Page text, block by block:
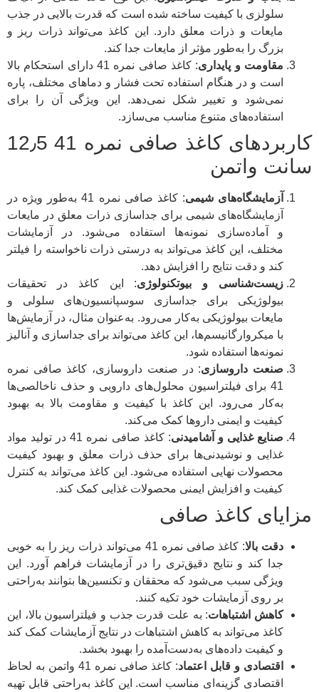
سلولزی با کیفیت ساخته شده است که قدرت بالایی در جذب
مایعات و ذرات معلق دارد. این کاغذ می‌تواند ذرات ریز و
بزرگ را به‌طور مؤثر از مایعات جدا کند.
مقاومت و پایداری
: کاغذ صافی نمره 41 دارای استحکام بالا
است و در هنگام استفاده تحت فشار و دماهای مختلف، پاره
نمی‌شود و تغییر شکل نمی‌دهد. این ویژگی آن را برای
استفاده‌های متنوع مناسب می‌سازد.
کاربردهای کاغذ صافی نمره 41 12٫5
سانت واتمن
آزمایشگاه‌های شیمی
: کاغذ صافی نمره 41 به‌طور ویژه در
آزمایشگاه‌های شیمی برای جداسازی ذرات معلق در مایعات
و آماده‌سازی نمونه‌ها استفاده می‌شود. در آزمایشات
مختلف، این کاغذ می‌تواند به درستی ذرات ناخواسته را فیلتر
کند و دقت نتایج را افزایش دهد.
زیست‌شناسی و بیوتکنولوژی: این کاغذ در تحقیقات
بیولوژیکی برای جداسازی سوسپانسیون‌های سلولی و
مایعات بیولوژیکی به‌کار می‌رود. به‌عنوان مثال، در آزمایش‌ها
با میکروارگانیسم‌ها، این کاغذ می‌تواند برای جداسازی و آنالیز
نمونه‌ها استفاده شود.
صنعت داروسازی: در صنعت داروسازی، کاغذ صافی نمره
41 برای فیلتراسیون محلول‌های دارویی و حذف ناخالصی‌ها
به‌کار می‌رود. این کاغذ با کیفیت و مقاومت بالا به بهبود
کیفیت و ایمنی داروها کمک می‌کند.
صنایع غذایی و آشامیدنی
: کاغذ صافی نمره 41 در تولید مواد
غذایی و نوشیدنی‌ها برای حذف ذرات معلق و بهبود کیفیت
محصولات نهایی استفاده می‌شود. این کاغذ می‌تواند به کنترل
کیفیت و افزایش ایمنی محصولات غذایی کمک کند.
مزایای کاغذ صافی
دقت بالا
: کاغذ صافی نمره 41 می‌تواند ذرات ریز را به خوبی
جدا کند و نتایج دقیق‌تری را در آزمایشات فراهم آورد. این
ویژگی سبب می‌شود که محققان و تکنسین‌ها بتوانند به‌راحتی
بر روی آزمایشات خود تکیه کنند.
کاهش اشتباهات: به علت قدرت جذب و فیلتراسیون بالا، این
کاغذ می‌تواند به کاهش اشتباهات در نتایج آزمایشات کمک کند
و کیفیت داده‌های به‌دست‌آمده را بهبود بخشد.
اقتصادی و قابل اعتماد
: کاغذ صافی نمره 41 واتمن به لحاظ
اقتصادی گزینه‌ای مناسب است. این کاغذ به‌راحتی قابل تهیه